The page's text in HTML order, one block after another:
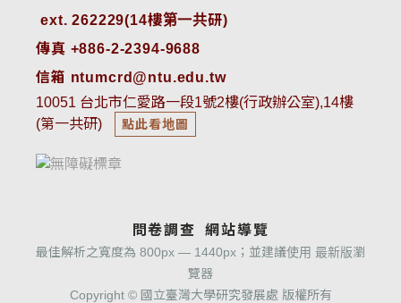
ext. 262229(14樓第一共研)
傳真 +886-2-2394-9688
信箱 ntumcrd@ntu.edu.tw
10051 台北市仁愛路一段1號2樓(行政辦公室),14樓
(第一共研)
點此看地圖
問卷調查 網站導覽
最佳解析之寬度為 800px — 1440px；並建議使用 最新版瀏
覽器
Copyright © 國立臺灣大學研究發展處 版權所有